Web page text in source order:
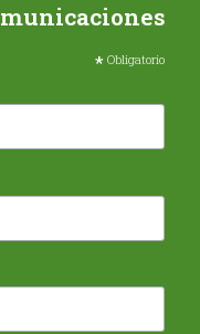
* Obligatorio